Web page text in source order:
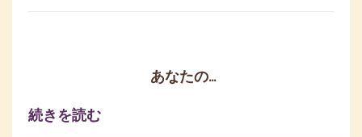
あなたの...
続きを読む